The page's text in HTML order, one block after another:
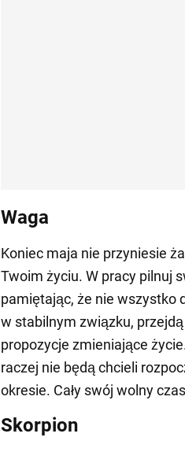
Waga
Koniec maja nie przyniesie
Twoim życiu. W pracy pilnuj
pamiętając, że nie wszystko
w stabilnym związku,
propozycje zmieniające
raczej nie będą chcieli
okresie. Cały swój wolny
Skorpion